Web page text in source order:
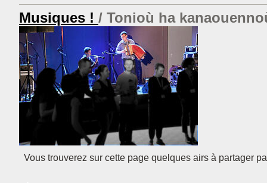
Musiques ! Tonioù ha
Vous trouverez sur cette page quelques airs à partager